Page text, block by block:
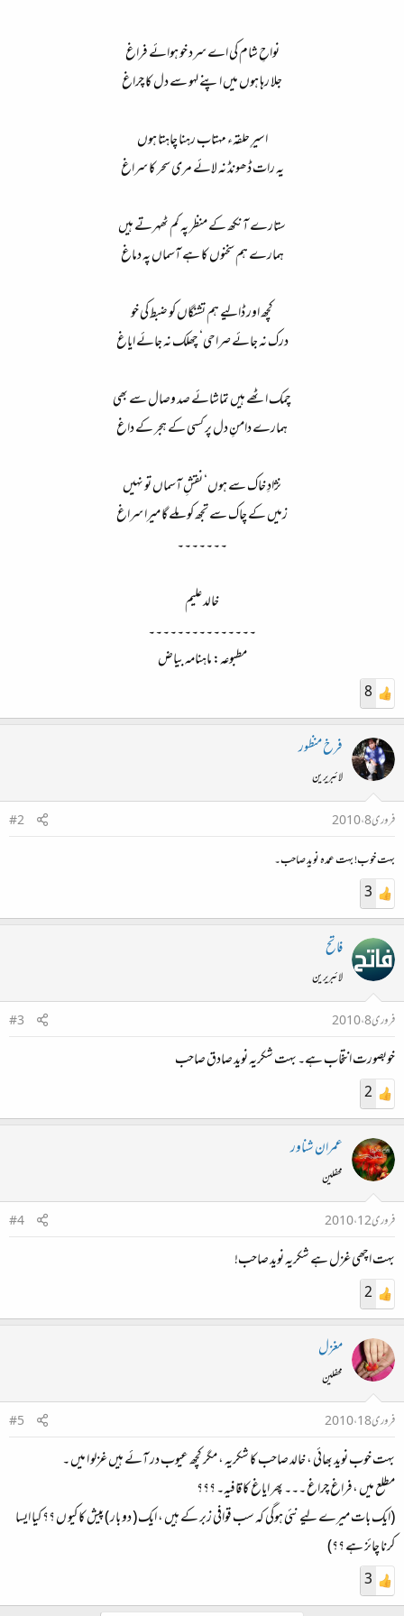
نواحِ شام کی اے سرد خو ہوائے فراغ
جلا رہا ہوں میں اپنے لہو سے دل کا چراغ
اسیرِ حلقہء مہتاب رہنا چاہتا ہوں
یہ رات ڈھونڈ نہ لائے مری سحر کا سراغ
ستارے آنکھ کے منظر پہ کم ٹھہرتے ہیں
ہمارے ہم سخنوں کا ہے آسماں پہ دماغ
کچھ اور ڈالیے ہم تشنگاں کو ضبط کی خو
درک نہ جائے صراحی‘ چھلک نہ جائے ایاغ
چمک اٹھے ہیں تماشائے صد وصال سے بھی
ہمارے دامنِ دل پر کسی کے ہجر کے داغ
نژادِ خاک سے ہوں‘ نقشِ آسماں تو نہیں
زمیں کے چاک سے تجھ کو ملے گا میرا سراغ
۔۔۔۔۔۔۔
خالد علیم
۔۔۔۔۔۔۔۔۔۔۔۔۔۔۔
مطبوعہ: ماہنامہ بیاض
8
فرخ منظور
لائبریرین
فروری 8، 2010
#2
بہت خوب! بہت عمدہ نوید صاحب۔
3
فاتح
لائبریرین
فروری 8، 2010
#3
خوبصورت انتخاب ہے۔ بہت شکریہ نوید صادق صاحب
2
عمران شناور
محفلین
فروری 12، 2010
#4
بہت اچھی غزل ہے شکریہ نوید صاحب!
2
مغزل
محفلین
فروری 18، 2010
#5
بہت خوب نوید بھائی ، خالد صاحب کا شکریہ ، مگر کچھ عیوب در آئے ہیں غزلو ا میں ۔
مطلع میں ،فراغ چراغ ۔۔۔ پھر ایاغ کا قافیہ۔ ؟؟؟
(‌ایک بات میرے لیے نئی ہوگی کہ سب قوافی زبر کے ہیں ، ایک ( دو بار ) پیش کا کیو ں ؟؟ کیا ایسا
کرنا چائز ہے ؟؟)
3